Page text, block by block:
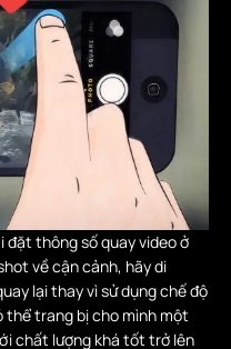
đặt thông số quay video ở
về cận cảnh, hãy di
lại thay vì sử dụng chế độ
thể trang bị cho mình một
chất lượng khá tốt trở lên